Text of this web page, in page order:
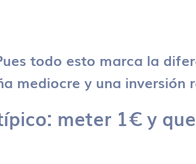
todo esto marca la
mediocre y una inversión
meter 1€ y